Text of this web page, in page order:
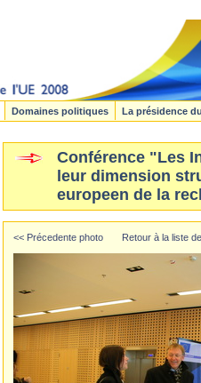
Domaines politiques La présidence
Conférence "Les
leur dimension
europeen de la
<< Précedente photo Retour à la liste